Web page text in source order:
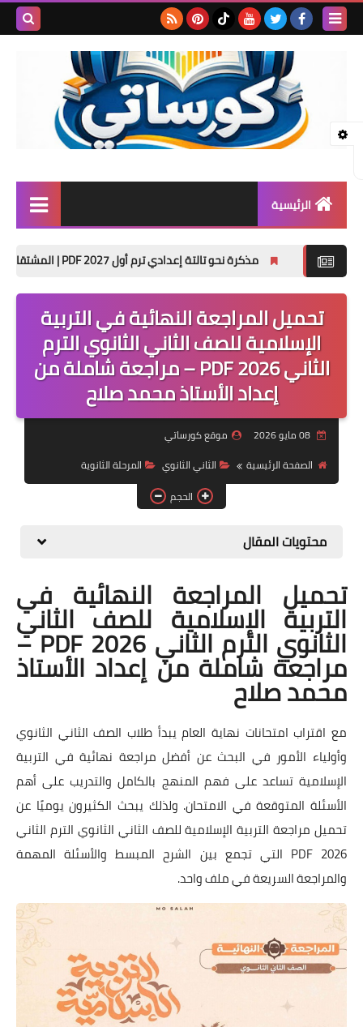
الرئيسية
المرحلة الثانوية
تأسيس حضانة
موضوعات
تكنولوجيا
قصص للأطفال
مذكرة نحو تالتة إعدادي ترم أول 2027 PDF | المشتقات واسم الفاعل والمفعول وتدريبات الامتحان
تحميل المراجعة النهائية في التربية
الإسلامية للصف الثاني الثانوي الترم
الثاني 2026 PDF – مراجعة شاملة من
إعداد الأستاذ محمد صلاح
08 مايو 2026
موقع كورساتي
الصفحة الرئيسية
الثاني الثانوي
المرحلة الثانوية
الحجم
محتويات المقال
تحميل المراجعة النهائية في
التربية الإسلامية للصف الثاني
الثانوي الترم الثاني 2026 PDF –
مراجعة شاملة من إعداد الأستاذ
محمد صلاح
مع اقتراب امتحانات نهاية العام يبدأ طلاب الصف الثاني الثانوي
وأولياء الأمور في البحث عن أفضل مراجعة نهائية في التربية
الإسلامية تساعد على فهم المنهج بالكامل والتدريب على أهم
الأسئلة المتوقعة في الامتحان. ولذلك يبحث الكثيرون يوميًا عن
تحميل مراجعة التربية الإسلامية للصف الثاني الثانوي الترم الثاني
2026 PDF التي تجمع بين الشرح المبسط والأسئلة المهمة
والمراجعة السريعة في ملف واحد.